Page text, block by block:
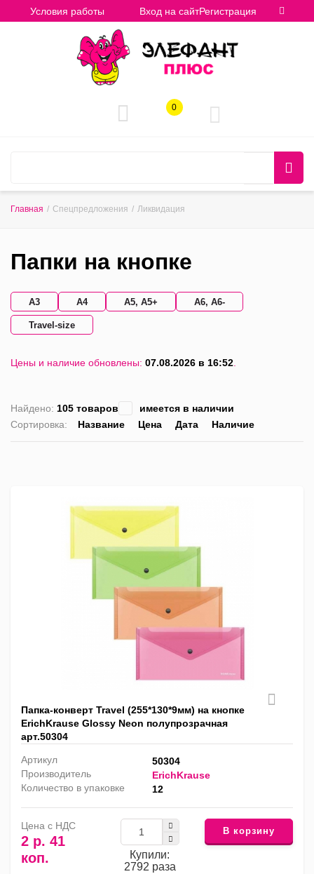
Условия работы Вход на сайтРегистрация
0
Главная / Спецпредложения / Ликвидация
Папки на кнопке
А3 А4 А5, А5+ А6, А6-
Travel-size
Цены и наличие обновлены: 07.08.2026 в 16:52.
Найдено: 105 товаров
имеется в наличии
Сортировка:
Название Цена Дата Наличие
Папка-конверт Travel (255*130*9мм) на кнопке
ErichKrause Glossy Neon полупрозрачная
арт.50304
Артикул
50304
Производитель
ErichKrause
Количество в упаковке
12
Цена с НДС
2 р. 41
коп.
Купили:
2792 раза
В корзину